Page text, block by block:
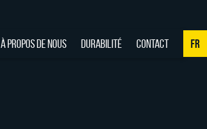
À PROPOS DE NOUS DURABILITÉ CONTACT FR